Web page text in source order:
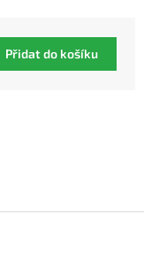
Přidat do košíku